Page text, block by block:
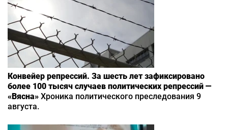
Конвейер репрессий. За шесть лет зафиксировано
более 100 тысяч случаев политических репрессий —
«Вясна» Хроника политического преследования 9
августа.